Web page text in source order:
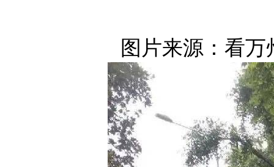
图片来源：看万